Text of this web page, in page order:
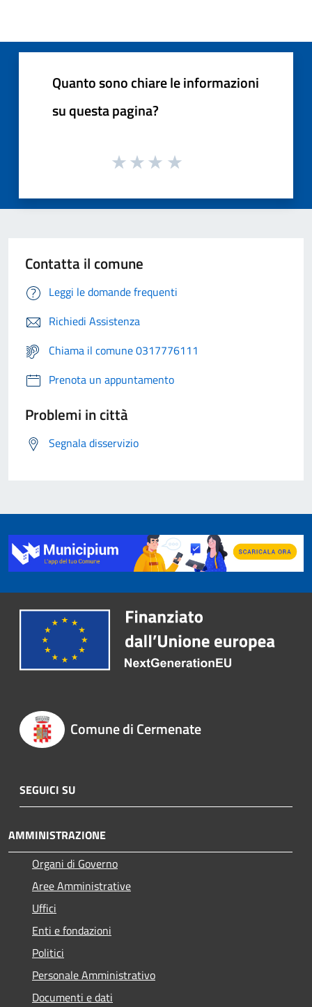
Quanto sono chiare le informazioni
su questa pagina?
Contatta il comune
Leggi le domande frequenti
Richiedi Assistenza
Chiama il comune 0317776111
Prenota un appuntamento
Problemi in città
Segnala disservizio
Comune di Cermenate
SEGUICI SU
AMMINISTRAZIONE
Organi di Governo
Aree Amministrative
Uffici
Enti e fondazioni
Politici
Personale Amministrativo
Documenti e dati